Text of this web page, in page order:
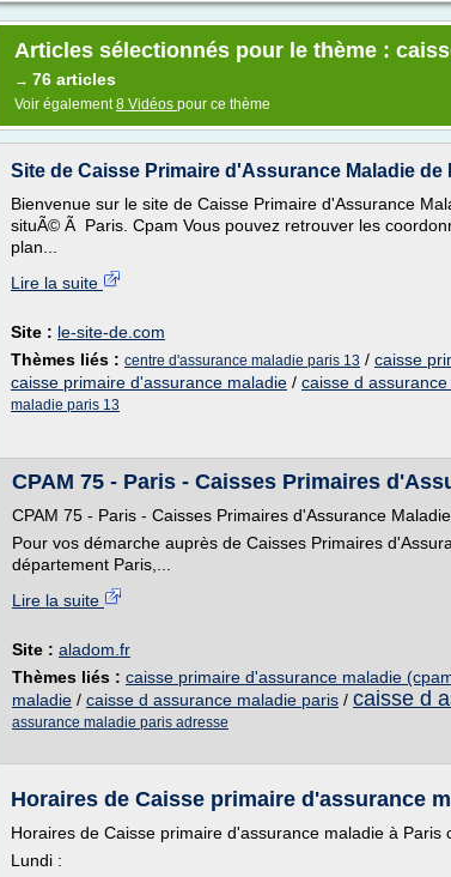
Articles sélectionnés pour le thème :
→ 76 articles
Voir également8 Vidéos pour ce thème
Site de Caisse Primaire d'Assurance Maladie de
Bienvenue sur le site de Caisse Primaire d'Assurance
situÃ© Ã Paris. Cpam Vous pouvez retrouver les
plan...
Lire la suite
Site : le-site-de.com
Thèmes liés : centre d'assurance maladie paris 13 / caisse
caisse primaire d'assurance maladie / caisse d
maladie paris 13
CPAM 75 - Paris - Caisses Primaires
CPAM 75 - Paris - Caisses Primaires d'Assurance Maladie
Pour vos démarche auprès de Caisses Primaires
département Paris,...
Lire la suite
Site : aladom.fr
Thèmes liés : caisse primaire d'assurance maladie
maladie / caisse d assurance maladie paris / caisse d
assurance maladie paris adresse
Horaires de Caisse primaire d'assurance
Horaires de Caisse primaire d'assurance maladie à Paris
Lundi :